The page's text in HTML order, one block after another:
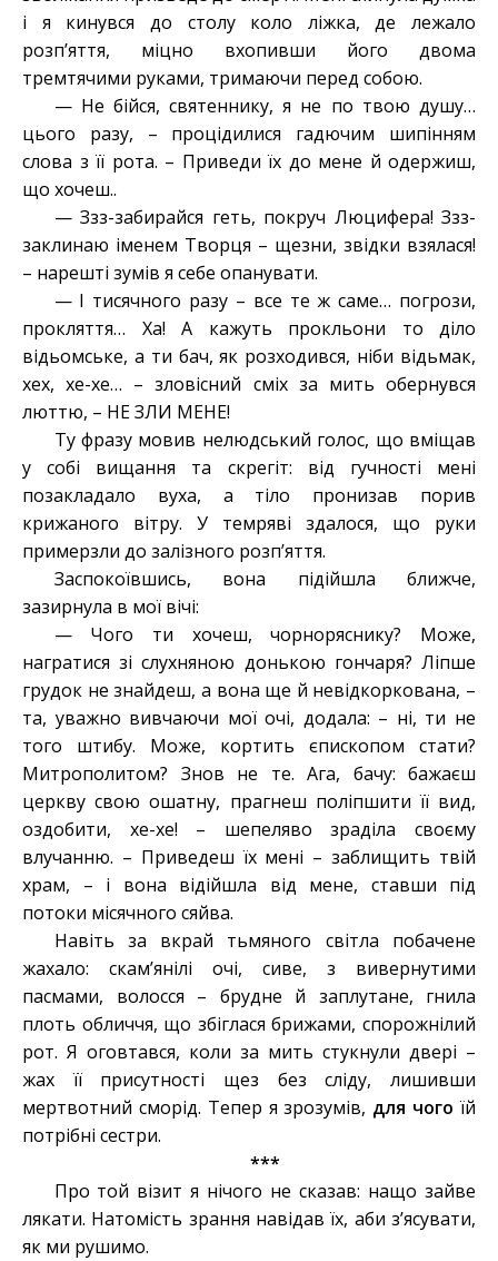
і я кинувся до столу коло ліжка, де лежало
розп’яття, міцно вхопивши його двома
тремтячими руками, тримаючи перед собою.
— Не бійся, святеннику, я не по твою душу…
цього разу, – процідилися гадючим шипінням
слова з її рота. – Приведи їх до мене й одержиш,
що хочеш..
— Ззз-забирайся геть, покруч Люцифера! Ззз-
заклинаю іменем Творця – щезни, звідки взялася!
– нарешті зумів я себе опанувати.
— І тисячного разу – все те ж саме… погрози,
прокляття… Ха! А кажуть прокльони то діло
відьомське, а ти бач, як розходився, ніби відьмак,
хех, хе-хе… – зловісний сміх за мить обернувся
люттю, – НЕ ЗЛИ МЕНЕ!
Ту фразу мовив нелюдський голос, що вміщав
у собі вищання та скрегіт: від гучності мені
позакладало вуха, а тіло пронизав порив
крижаного вітру. У темряві здалося, що руки
примерзли до залізного розп’яття.
Заспокоївшись, вона підійшла ближче,
зазирнула в мої вічі:
— Чого ти хочеш, чорноряснику? Може,
награтися зі слухняною донькою гончаря? Ліпше
грудок не знайдеш, а вона ще й невідкоркована, –
та, уважно вивчаючи мої очі, додала: – ні, ти не
того штибу. Може, кортить єпископом стати?
Митрополитом? Знов не те. Ага, бачу: бажаєш
церкву свою ошатну, прагнеш поліпшити її вид,
оздобити, хе-хе! – шепеляво зраділа своєму
влучанню. – Приведеш їх мені – заблищить твій
храм, – і вона відійшла від мене, ставши під
потоки місячного сяйва.
Навіть за вкрай тьмяного світла побачене
жахало: скам’янілі очі, сиве, з вивернутими
пасмами, волосся – брудне й заплутане, гнила
плоть обличчя, що збіглася брижами, спорожнілий
рот. Я оговтався, коли за мить стукнули двері –
жах її присутності щез без сліду, лишивши
мертвотний сморід. Тепер я зрозумів, для чого їй
потрібні сестри.
***
Про той візит я нічого не сказав: нащо зайве
лякати. Натомість зрання навідав їх, аби з’ясувати,
як ми рушимо.